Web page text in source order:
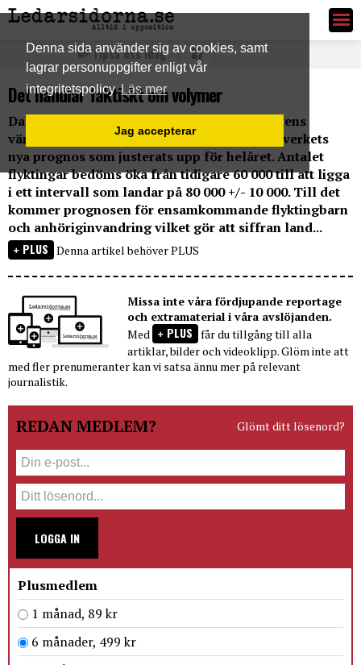
Denna sida använder sig av cookies, samt
lagrar personuppgifter enligt vår
integritetspolicy Läs mer
Jag accepterar
Ledarsidorna.se
Tipsa oss idag
Det handlar faktiskt om volymer
Dagens Nyheters ledare tar idag upp gårdagens
väntade bomb inför valrörelsen, Migrationsverkets
nya prognos som justerats upp för helåret. Antalet
flyktingar bedöms öka från tidigare 60 000 till att ligga
i ett intervall som landar på 80 000 +/- 10 000. Till det
kommer prognosen för ensamkommande flyktingbarn
och anhöriginvandring vilket gör att siffran land...
PLUS Denna artikel behöver PLUS
Missa inte våra fördjupande reportage
och extramaterial i våra avslöjanden.
Med
PLUS får du tillgång till alla
artiklar, bilder och videoklipp. Glöm inte att
med fler prenumeranter kan vi satsa ännu mer på relevant
journalistik.
REDAN MEDLEM? Glömt ditt lösenord?
LOGGA IN
Plusmedlem
1 månad, 89 kr
6 månader, 499 kr